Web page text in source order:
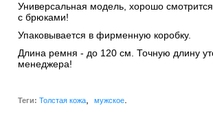
Универсальная модель, хорошо
с брюками!
Упаковывается в фирменную коробку.
Длина ремня - до 120 см. Точную длину
менеджера!
Теги: Толстая кожа, мужское.